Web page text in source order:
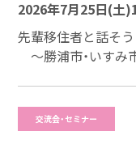
2026年7月25日(土
先輩移住者と話そ
～勝浦市・いすみ
交流会・セミナー